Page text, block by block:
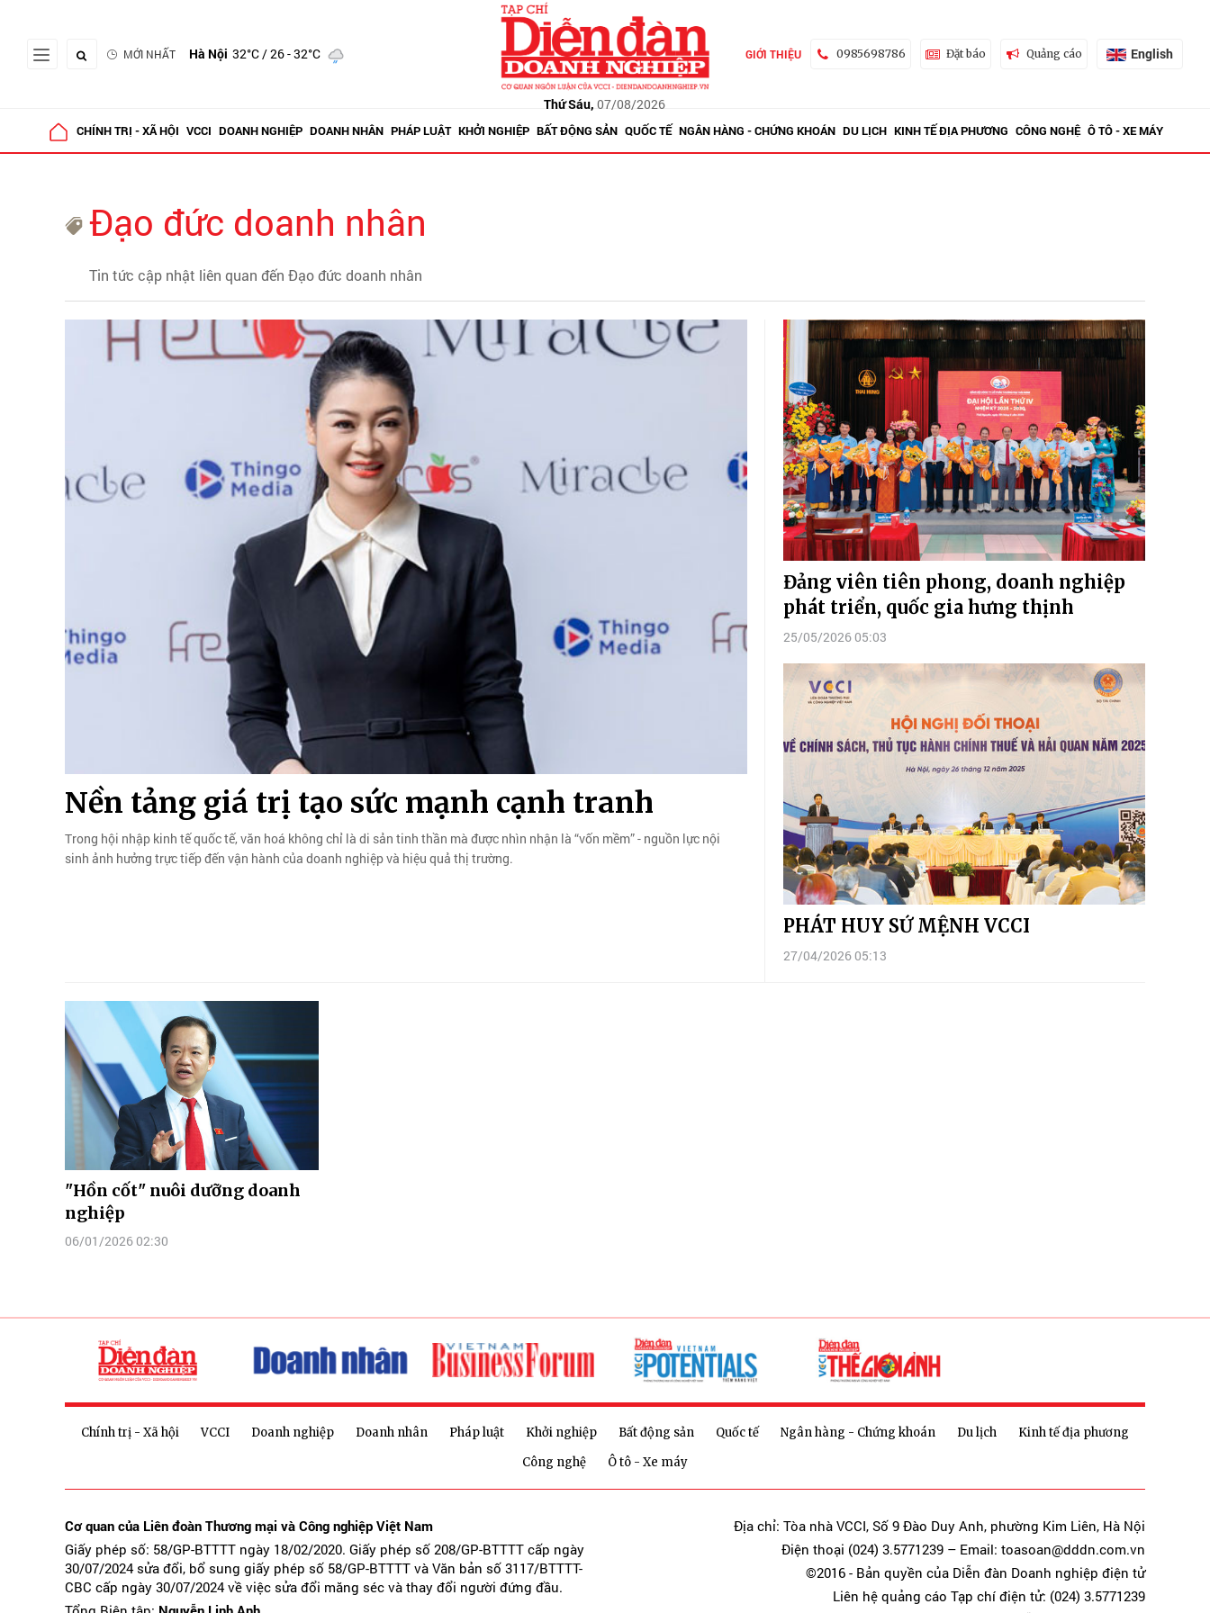
MỚI NHẤT Hà Nội 32°C/ 26 - 32°C
Thứ Sáu, 07/08/2026
GIỚI THIỆU 0985698786 Đặt báo Quảng cáo English
CHÍNH TRỊ - XÃ HỘI VCCI DOANH NGHIỆP DOANH NHÂN PHÁP LUẬT KHỞI NGHIỆP BẤT ĐỘNG SẢN QUỐC TẾ NGÂN HÀNG - CHỨNG KHOÁN DU LỊCH KINH TẾ ĐỊA PHƯƠNG CÔNG NGHỆ Ô TÔ - XE MÁY
Đạo đức doanh nhân
Tin tức cập nhật liên quan đến Đạo đức doanh nhân
Nền tảng giá trị tạo sức mạnh cạnh tranh
Trong hội nhập kinh tế quốc tế, văn hoá không chỉ là di sản tinh thần mà được nhìn nhận là “vốn mềm” - nguồn lực nội
sinh ảnh hưởng trực tiếp đến vận hành của doanh nghiệp và hiệu quả thị trường.
Đảng viên tiên phong, doanh nghiệp
phát triển, quốc gia hưng thịnh
25/05/2026 05:03
PHÁT HUY SỨ MỆNH VCCI
27/04/2026 05:13
"Hồn cốt" nuôi dưỡng doanh
nghiệp
06/01/2026 02:30
Chính trị - Xã hội VCCI Doanh nghiệp Doanh nhân Pháp luật Khởi nghiệp Bất động sản Quốc tế Ngân hàng - Chứng khoán Du lịch
Kinh tế địa phương
Công nghệ
Ô tô - Xe máy
Cơ quan của Liên đoàn Thương mại và Công nghiệp Việt Nam
Giấy phép số: 58/GP-BTTTT ngày 18/02/2020. Giấy phép số 208/GP-BTTTT cấp ngày
30/07/2024 sửa đổi, bổ sung giấy phép số 58/GP-BTTTT và Văn bản số 3117/BTTTT-
CBC cấp ngày 30/07/2024 về việc sửa đổi măng séc và thay đổi người đứng đầu.
Địa chỉ: Tòa nhà VCCI, Số 9 Đào Duy Anh, phường Kim Liên, Hà Nội
Điện thoại (024) 3.5771239 – Email: toasoan@dddn.com.vn
©2016 - Bản quyền của Diễn đàn Doanh nghiệp điện tử
Liên hệ quảng cáo Tạp chí điện tử: (024) 3.5771239